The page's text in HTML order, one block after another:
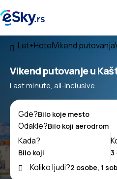
Let+HotelVikend putovanja
Vikend putovanje u
Last minute, all-inclusive
Gde?
Odakle?
Kada?
Koliko ljudi?